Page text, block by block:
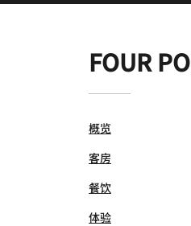
FOUR
概览
客房
餐饮
体验